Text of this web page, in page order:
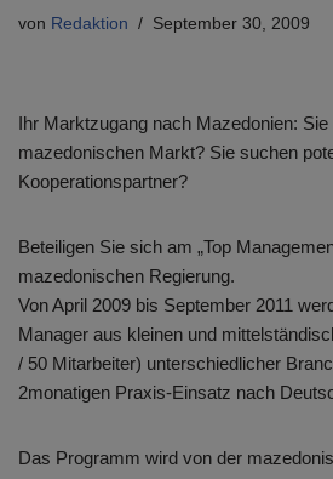
von Redaktion September 30, 2009
Ihr Marktzugang nach Mazedonien:
mazedonischen Markt? Sie suchen
Kooperationspartner?
Beteiligen Sie sich am „Top
mazedonischen Regierung.
Von April 2009 bis September 2011
Manager aus kleinen und
/ 50 Mitarbeiter) unterschiedlicher
2monatigen Praxis-Einsatz nach
Das Programm wird von der